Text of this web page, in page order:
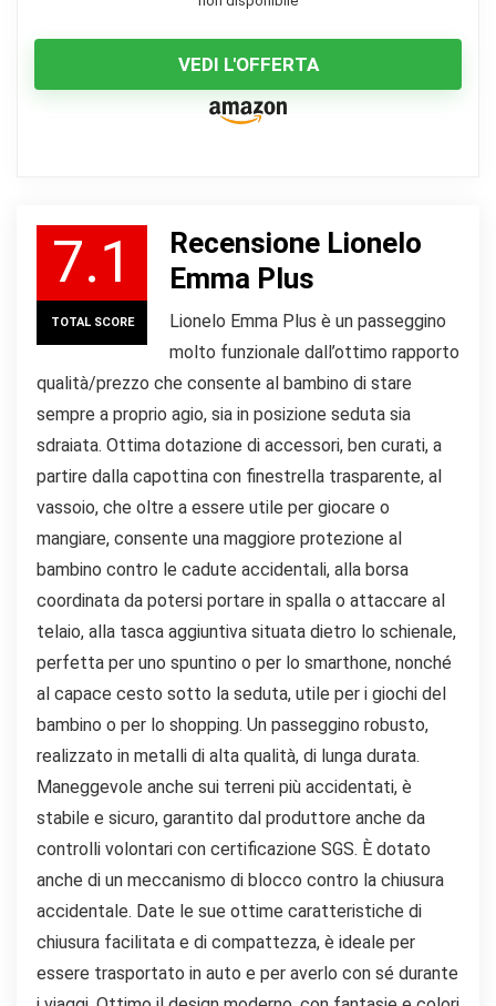
VEDI L'OFFERTA
7.1
TOTAL SCORE
Recensione Lionelo
Emma Plus
Lionelo Emma Plus è un passeggino
molto funzionale dall’ottimo rapporto
qualità/prezzo che consente al bambino di stare
sempre a proprio agio, sia in posizione seduta sia
sdraiata. Ottima dotazione di accessori, ben curati, a
partire dalla capottina con finestrella trasparente, al
vassoio, che oltre a essere utile per giocare o
mangiare, consente una maggiore protezione al
bambino contro le cadute accidentali, alla borsa
coordinata da potersi portare in spalla o attaccare al
telaio, alla tasca aggiuntiva situata dietro lo schienale,
perfetta per uno spuntino o per lo smarthone, nonché
al capace cesto sotto la seduta, utile per i giochi del
bambino o per lo shopping. Un passeggino robusto,
realizzato in metalli di alta qualità, di lunga durata.
Maneggevole anche sui terreni più accidentati, è
stabile e sicuro, garantito dal produttore anche da
controlli volontari con certificazione SGS. È dotato
anche di un meccanismo di blocco contro la chiusura
accidentale. Date le sue ottime caratteristiche di
chiusura facilitata e di compattezza, è ideale per
essere trasportato in auto e per averlo con sé durante